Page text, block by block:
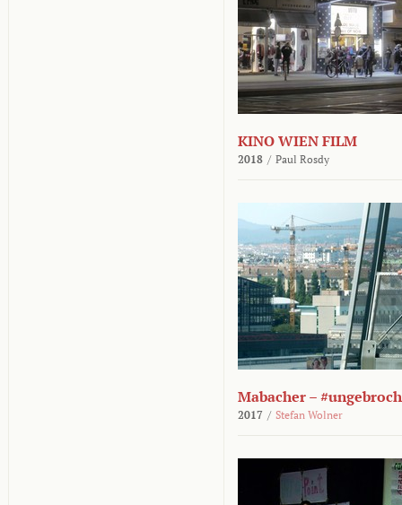
KINO WIEN FILM
2018 / Paul Rosdy
Mabacher –
2017 / Stefan Wolner